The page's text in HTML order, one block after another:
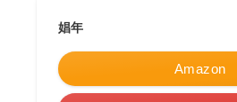
娼年
Amazon